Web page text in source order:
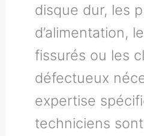
disque dur, les
d’alimentation,
fissurés ou les
défectueux
expertise
techniciens